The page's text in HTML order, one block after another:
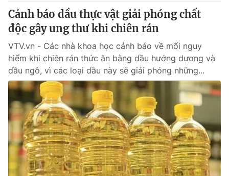
Cảnh báo dầu thực vật giải phóng chất
độc gây ung thư khi chiên rán
VTV.vn - Các nhà khoa học cảnh báo về mối nguy
hiểm khi chiên rán thức ăn bằng dầu hướng dương và
dầu ngô, vì các loại dầu này sẽ giải phóng những...